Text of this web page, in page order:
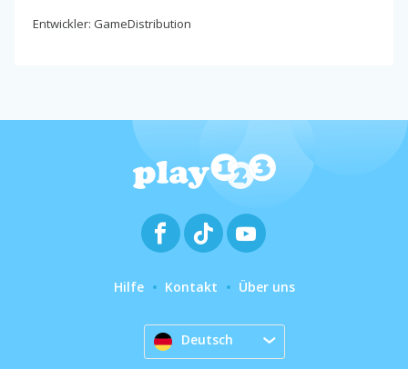
Entwickler: GameDistribution
Hilfe Kontakt Über uns
Deutsch